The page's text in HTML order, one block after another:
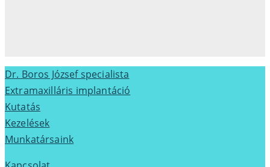
Dr. Boros József specialista
Extramaxilláris implantáció
Kutatás
Kezelések
Munkatársaink